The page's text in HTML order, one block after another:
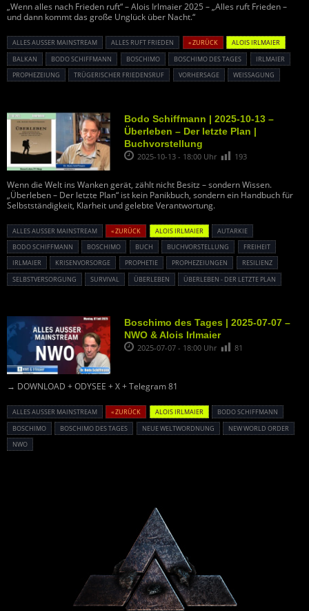
„Wenn alles nach Frieden ruft“ – Alois Irlmaier 2025 – „Alles ruft Frieden –
und dann kommt das große Unglück über Nacht.“
ALLES AUSSER MAINSTREAM ALLES RUFT FRIEDEN « ZURÜCK
ALOIS IRLMAIER
BALKAN
BODO SCHIFFMANN BOSCHIMO BOSCHIMO DES TAGES
IRLMAIER
PROPHEZEIUNG
TRÜGERISCHER FRIEDENSRUF VORHERSAGE WEISSAGUNG
Bodo Schiffmann | 2025-10-13 –
Überleben – Der letzte Plan |
Buchvorstellung
2025-10-13 - 18:00 Uhr 193
Wenn die Welt ins Wanken gerät, zählt nicht Besitz – sondern Wissen.
„Überleben – Der letzte Plan“ ist kein Panikbuch, sondern ein Handbuch für
Selbstständigkeit, Klarheit und gelebte Verantwortung.
ALLES AUSSER MAINSTREAM « ZURÜCK ALOIS IRLMAIER
AUTARKIE
BODO SCHIFFMANN
BOSCHIMO BUCH BUCHVORSTELLUNG
FREIHEIT
IRLMAIER
KRISENVORSORGE PROPHETIE PROPHEZEIUNGEN
RESILIENZ
SELBSTVERSORGUNG
SURVIVAL ÜBERLEBEN ÜBERLEBEN - DER LETZTE PLAN
Boschimo des Tages | 2025-07-07 –
NWO & Alois Irlmaier
2025-07-07 - 18:00 Uhr 81
→ DOWNLOAD + ODYSEE + X + Telegram 81
ALLES AUSSER MAINSTREAM « ZURÜCK ALOIS IRLMAIER
BODO SCHIFFMANN
BOSCHIMO
BOSCHIMO DES TAGES NEUE WELTWORDNUNG
NEW WORLD ORDER
NWO
Powered By :